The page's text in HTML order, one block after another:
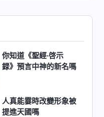
你知道《聖經·啓示
録》預言中神的新名嗎
人真能霎時改變形象被
提進天國嗎